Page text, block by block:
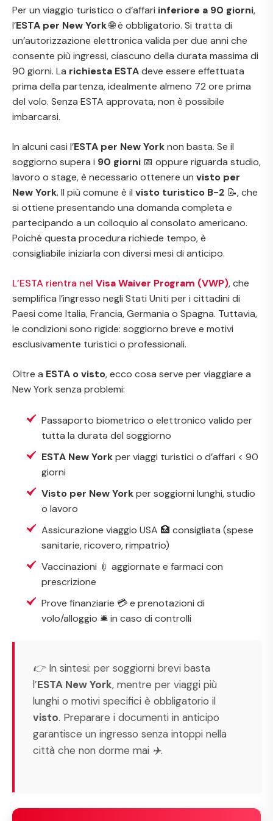
Per un viaggio turistico o d’affari inferiore a 90 giorni,
l’ESTA per New York🌐 è obbligatorio. Si tratta di
un’autorizzazione elettronica valida per due anni che
consente più ingressi, ciascuno della durata massima di
90 giorni. La richiesta ESTAdeve essere effettuata
prima della partenza, idealmente almeno 72 ore prima
del volo. Senza ESTA approvata, non è possibile
imbarcarsi.
In alcuni casi l’ESTA per New Yorknon basta. Se il
soggiorno supera i 90 giorni 📅 oppure riguarda studio,
lavoro o stage, è necessario ottenere un visto per
New York. Il più comune è il visto turistico B-2 📝, che
si ottiene presentando una domanda completa e
partecipando a un colloquio al consolato americano.
Poiché questa procedura richiede tempo, è
consigliabile iniziarla con diversi mesi di anticipo.
L’ESTA rientra nel Visa Waiver Program (VWP), che
semplifica l’ingresso negli Stati Uniti per i cittadini di
Paesi come Italia, Francia, Germania o Spagna. Tuttavia,
le condizioni sono rigide: soggiorno breve e motivi
esclusivamente turistici o professionali.
Oltre a ESTA o visto, ecco cosa serve per viaggiare a
New York senza problemi:
Passaporto biometrico o elettronico valido per
tutta la durata del soggiorno
ESTA New Yorkper viaggi turistici o d’affari < 90
giorni
Visto per New Yorkper soggiorni lunghi, studio
o lavoro
Assicurazione viaggio USA 🏥 consigliata (spese
sanitarie, ricovero, rimpatrio)
Vaccinazioni 💉 aggiornate e farmaci con
prescrizione
Prove finanziarie 💳 e prenotazioni di
volo/alloggio 🛎️ in caso di controlli
👉 In sintesi: per soggiorni brevi basta
l’ESTA New York, mentre per viaggi più
lunghi o motivi specifici è obbligatorio il
visto. Preparare i documenti in anticipo
garantisce un ingresso senza intoppi nella
città che non dorme mai ✈️.